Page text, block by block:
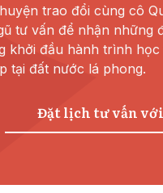
trao đổi cùng cô
tư vấn để nhận những
khởi đầu hành trình học
tại đất nước lá phong.
Đặt lịch tư vấn